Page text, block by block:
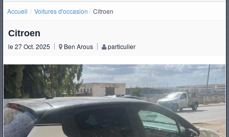
Accueil Voitures d'occasion Citroen
Citroen
le 27 Oct. 2025 Ben Arous particulier
D'OCCASION
CAMIONS
PNEUS